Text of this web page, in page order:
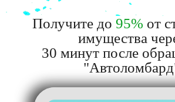
Получите до 95% от
имущества
30 минут после